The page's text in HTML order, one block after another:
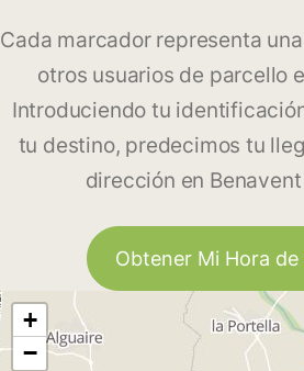
Cada marcador representa
otros usuarios de parcello
Introduciendo tu
tu destino, predecimos tu
dirección en
Obtener Mi Hora de
+
−